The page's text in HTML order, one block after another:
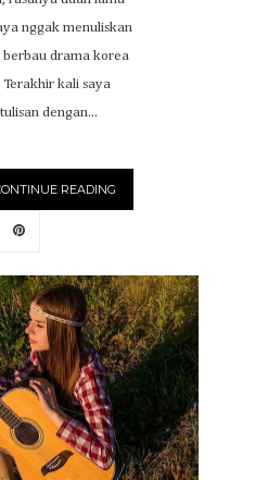
nggak menuliskan
berbau drama korea
Terakhir kali saya
dengan...
READING